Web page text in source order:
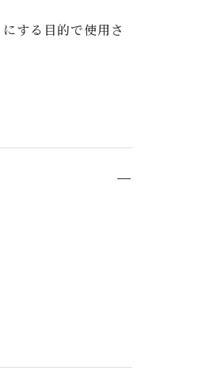
する目的で使用さ